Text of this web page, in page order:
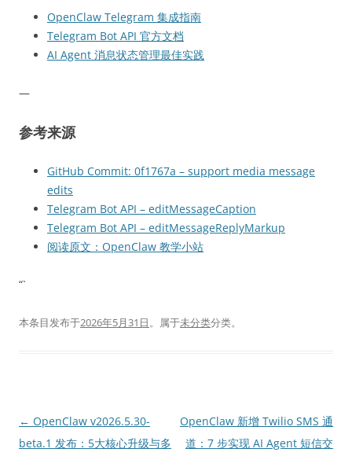
OpenClaw Telegram 集成指南
Telegram Bot API 官方文档
AI Agent 消息状态管理最佳实践
—
参考来源
GitHub Commit: 0f1767a – support media message
edits
Telegram Bot API – editMessageCaption
Telegram Bot API – editMessageReplyMarkup
阅读原文：OpenClaw 教学小站
“`
本条目发布于2026年5月31日。属于未分类分类。
文
章
← OpenClaw v2026.5.30-
beta.1 发布：5大核心升级与多
OpenClaw 新增 Twilio SMS 通
道：7 步实现 AI Agent 短信交